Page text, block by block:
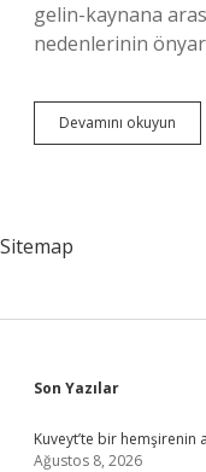
gelin-kaynana
nedenlerinin
Devamını okuyun
Ile
Sitemap
Sidebar
Son Yazılar
Kuveyt’te bir hemşirenin
Ağustos 8, 2026